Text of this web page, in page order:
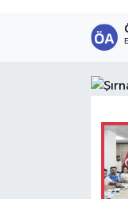
Tüm
Son Dakika